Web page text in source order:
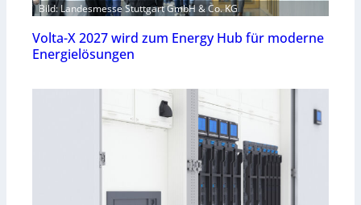
Bild: Landesmesse Stuttgart GmbH & Co. KG
Volta-X 2027 wird zum Energy Hub für moderne
Energielösungen